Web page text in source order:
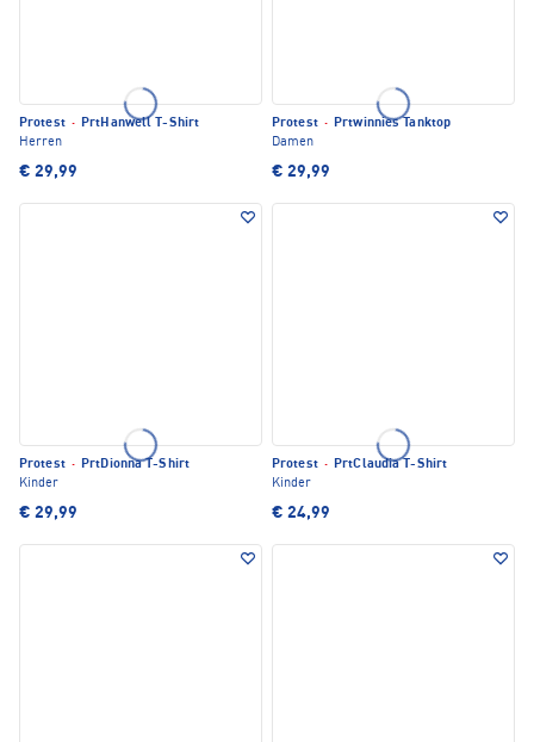
Protest · PrtHanwell T-Shirt
Herren
€ 29,99
Protest · Prtwinnies Tanktop
Damen
€ 29,99
Protest · PrtDionna T-Shirt
Kinder
€ 29,99
Protest · PrtClaudia T-Shirt
Kinder
€ 24,99